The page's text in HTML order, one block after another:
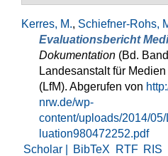
Kerres, M., Schiefner-Rohs,
Evaluationsbericht
Dokumentation (Bd.
Landesanstalt für
(LfM). Abgerufen von
nrw.de/wp-
content/uploads/2014/
luation980472252.pdf
Scholar |
BibTeX RTF RIS